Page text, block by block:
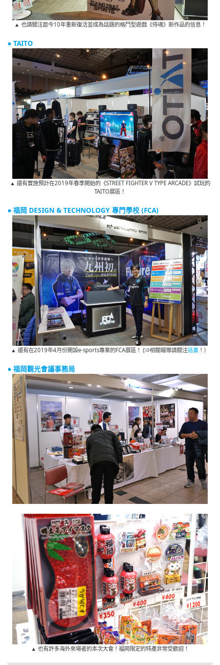
▲ 也請關注距今10年重新復活並成為話題的格鬥型遊戲《侍魂》新作品的信息！
● TAITO
▲ 還有實施預計在2019年春季開始的《STREET FIGHTER V TYPE ARCADE》試玩的
TAITO展區！
● 福岡 DESIGN & TECHNOLOGY 專門學校 (FCA)
▲ 還有在2019年4月份開設e-sports專業的FCA展區！ (⇒相關報導請關注這裏 ！）
● 福岡觀光會議事務局
▲ 也有許多海外來場者的本次大會！福岡限定的特產非常受歡迎！